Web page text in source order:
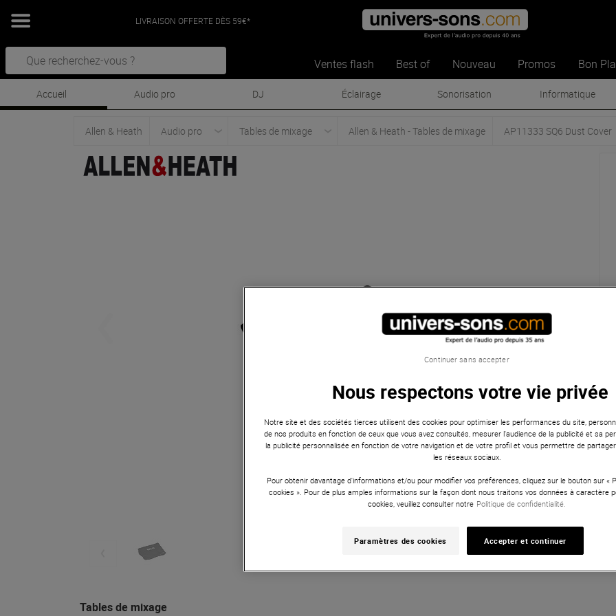
LIVRAISON OFFERTE DÈS 59€*
Ventes flash Best of Nouveau Promos Bon
Accueil Audio pro DJ Éclairage Sonorisation Informatique
Allen & Heath Audio pro Tables de mixage Allen & Heath - Tables de mixage AP11333 SQ6 Dust Cover
Tables de mixage
Nous respectons votre vie privée
Notre site et des sociétés tierces utilisent des cookies pour optimiser les performances du site,
de nos produits en fonction de ceux que vous avez consultés, mesurer l'audience de la publicité et sa
la publicité personnalisée en fonction de votre navigation et de votre profil et vous permettre de
les réseaux sociaux.
Pour obtenir davantage d'informations et/ou pour modifier vos préférences, cliquez sur le bouton sur «
cookies ». Pour de plus amples informations sur la façon dont nous traitons vos données à caractère
cookies, veuillez consulter notre Politique de confidentialité.
Paramètres des cookies Accepter et continuer
Continuer sans accepter